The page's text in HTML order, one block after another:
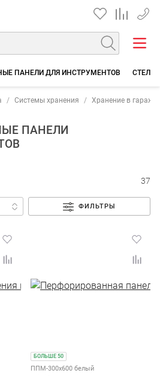
+7
ПАНЕЛИ ДЛЯ ИНСТРУМЕНТОВ
Системы хранения Хранение в гараже
ПАНЕЛИ
37
ФИЛЬТРЫ
БОЛЬШЕ 50
ППМ-300х600 белый